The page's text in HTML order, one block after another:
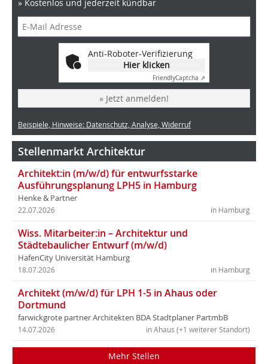
» Kostenlos und jederzeit kündbar
Anti-Roboter-Verifizierung
Hier klicken
FriendlyCaptcha ⇗
» Jetzt anmelden!
Beispiele, Hinweise: Datenschutz, Analyse, Widerruf
Stellenmarkt Architektur
Architekt:in (m/w/d) für entwurfsstarke
Ausführungsplanung LPH5 in Hamburg
Henke & Partner
in Hamburg
22.07.2026
Wiss. Mitarbeiter:in – Architektur und
Städtebaulicher Entwurf (m/w/d)
HafenCity Universität Hamburg
in Hamburg
18.07.2026
Architekt (m/w/d) für LPH 1-5 in Ahaus oder
Dortmund
farwickgrote partner Architekten BDA Stadtplaner PartmbB
in Ahaus (+1 weiterer Standort)
14.07.2026
Mehr Stellen